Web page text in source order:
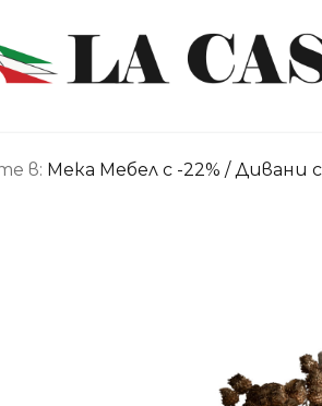
в: Мека Мебел с -22% /Дивани с